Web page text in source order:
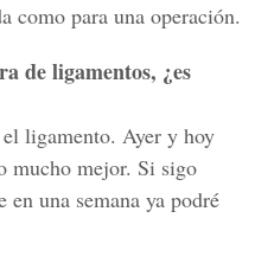
como para una operación.
de ligamentos, ¿es
ligamento. Ayer y hoy
mucho mejor. Si sigo
una semana ya podré